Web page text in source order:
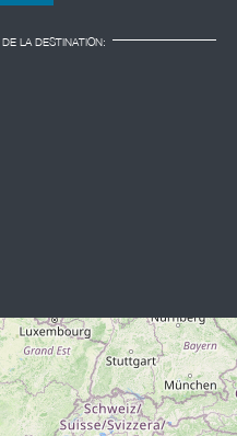
LA DESTINATION: